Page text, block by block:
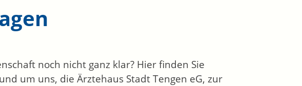
noch nicht ganz klar? Hier finden Sie
um uns, die Ärztehaus Stadt Tengen eG, zur